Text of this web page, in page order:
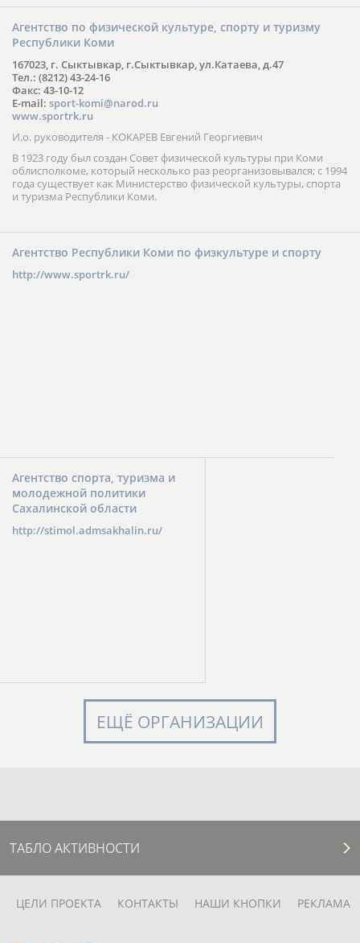
Агентство по физической культуре, спорту и туризму
Республики Коми
167023, г. Сыктывкар, г.Сыктывкар, ул.Катаева, д.47
Тел.: (8212) 43-24-16
Факс: 43-10-12
E-mail: sport-komi@narod.ru
www.sportrk.ru
И.о. руководителя - КОКАРЕВ Евгений Георгиевич
В 1923 году был создан Совет физической культуры при Коми
облисполкоме, который несколько раз реорганизовывался; с 1994
года существует как Министерство физической культуры, спорта
и туризма Республики Коми.
Агентство Республики Коми по физкультуре и спорту
http://www.sportrk.ru/
Агентство спорта, туризма и
молодежной политики
Сахалинской области
http://stimol.admsakhalin.ru/
ЕЩЁ ОРГАНИЗАЦИИ
ТАБЛО АКТИВНОСТИ
ЦЕЛИ ПРОЕКТА КОНТАКТЫ НАШИ КНОПКИ РЕКЛАМА